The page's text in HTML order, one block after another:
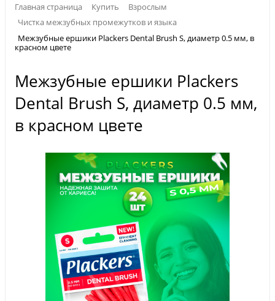
Главная страница Купить
Взрослым
Чистка межзубных промежутков и языка
Межзубные ершики Plackers Dental Brush S, диаметр 0.5 мм, в
красном цвете
Межзубные ершики Plackers
Dental Brush S, диаметр 0.5 мм,
в красном цвете